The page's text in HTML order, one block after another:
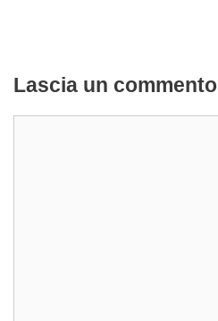
Lascia un commento